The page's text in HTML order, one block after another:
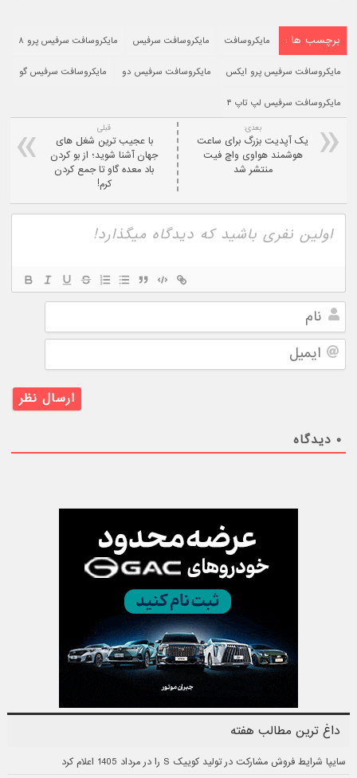
برچسب ها : مایکروسافت مایکروسافت سرفیس مایکروسافت سرفیس پرو ۸
مایکروسافت سرفیس پرو ایکس مایکروسافت سرفیس دو مایکروسافت سرفیس گو
مایکروسافت سرفیس لپ تاپ ۴
قبلی
با عجیب ترین شغل های
جهان آشنا شوید؛ از بو کردن
باد معده گاو تا جمع کردن
کرم!
بعدی:
یک آپدیت بزرگ برای ساعت
هوشمند هواوی واچ فیت
منتشر شد
نام
ایمیل
۰ دیدگاه
داغ ترین مطالب هفته
سایپا شرایط فروش مشارکت در تولید کوییک S را در مرداد 1405 اعلام کرد